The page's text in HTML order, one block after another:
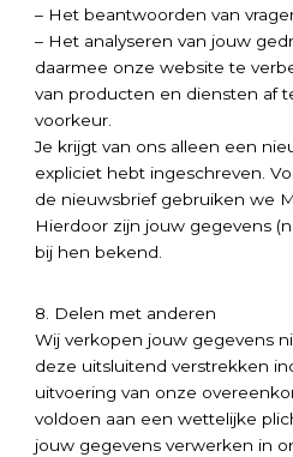
– Het beantwoorden van
– Het analyseren van jouw
daarmee onze website te
van producten en diensten af
voorkeur.
Je krijgt van ons alleen een
expliciet hebt ingeschreven.
de nieuwsbrief gebruiken we
Hierdoor zijn jouw gegevens
bij hen bekend.
8. Delen met anderen
Wij verkopen jouw gegevens
deze uitsluitend verstrekken
uitvoering van onze
voldoen aan een wettelijke
jouw gegevens verwerken in